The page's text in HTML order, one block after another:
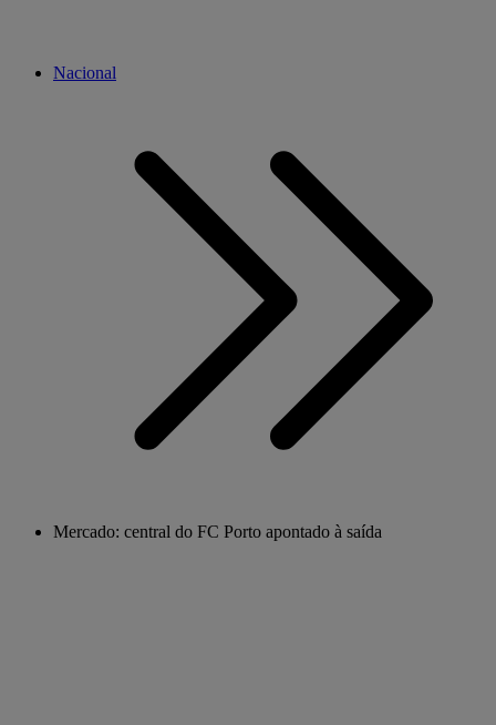
Nacional
Mercado: central do FC Porto apontado à saída